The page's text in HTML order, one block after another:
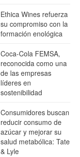
Ethica Wines refuerza
su compromiso con la
formación enológica
Coca-Cola FEMSA,
reconocida como una
de las empresas
líderes en
sostenibilidad
Consumidores buscan
reducir consumo de
azúcar y mejorar su
salud metabólica: Tate
& Lyle